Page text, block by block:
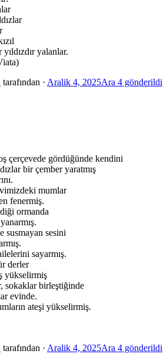
yalanlar.
tarafından · Aralik 4, 2025Ara 4 gönderildi
çerçevede gördüğünde kendini
bir çember yaratmış
mumlar
fenermiş.
ormanda
susmayan sesini
sayarmış.
derler
yükselirmiş
sokaklar birleştiğinde
evinde.
ateşi yükselirmiş.
tarafından · Aralik 4, 2025Ara 4 gönderildi
*